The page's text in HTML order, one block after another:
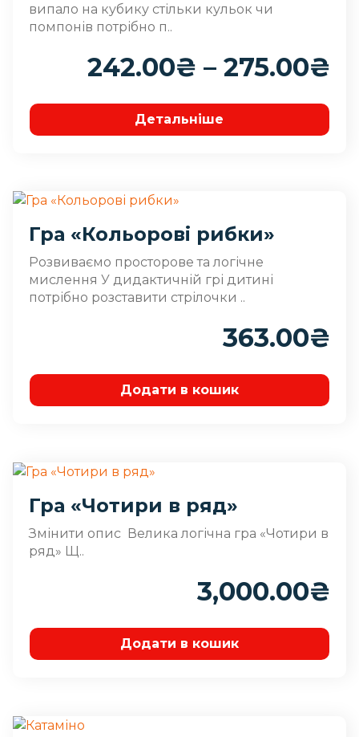
випало на кубику стільки кульок чи
помпонів потрібно п..
242.00₴ – 275.00₴
Детальніше
Гра «Кольорові рибки»
Розвиваємо просторове та логічне
мислення У дидактичній грі дитині
потрібно розставити стрілочки ..
363.00₴
Додати в кошик
Гра «Чотири в ряд»
Змінити опис Велика логічна гра «Чотири в
ряд» Щ..
3,000.00₴
Додати в кошик